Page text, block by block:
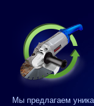
Мы предлагаем